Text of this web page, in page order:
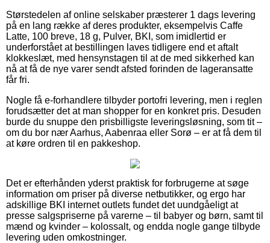
Størstedelen af online selskaber præsterer 1 dags levering
på en lang række af deres produkter, eksempelvis Caffe
Latte, 100 breve, 18 g, Pulver, BKI, som imidlertid er
underforstået at bestillingen laves tidligere end et aftalt
klokkeslæt, med hensynstagen til at de med sikkerhed kan
nå at få de nye varer sendt afsted forinden de lageransatte
får fri.
Nogle få e-forhandlere tilbyder portofri levering, men i reglen
forudsætter det at man shopper for en konkret pris. Desuden
burde du snuppe den prisbilligste leveringsløsning, som tit –
om du bor nær Aarhus, Aabenraa eller Sorø – er at få dem til
at køre ordren til en pakkeshop.
Det er efterhånden yderst praktisk for forbrugerne at søge
information om priser på diverse netbutikker, og ergo har
adskillige BKI internet outlets fundet det uundgåeligt at
presse salgspriserne på varerne – til babyer og børn, samt til
mænd og kvinder – kolossalt, og endda nogle gange tilbyde
levering uden omkostninger.